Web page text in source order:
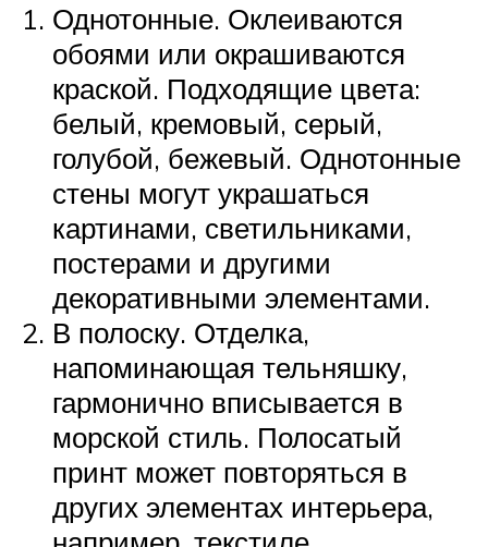
Однотонные. Оклеиваются
обоями или окрашиваются
краской. Подходящие цвета:
белый, кремовый, серый,
голубой, бежевый. Однотонные
стены могут украшаться
картинами, светильниками,
постерами и другими
декоративными элементами.
В полоску. Отделка,
напоминающая тельняшку,
гармонично вписывается в
морской стиль. Полосатый
принт может повторяться в
других элементах интерьера,